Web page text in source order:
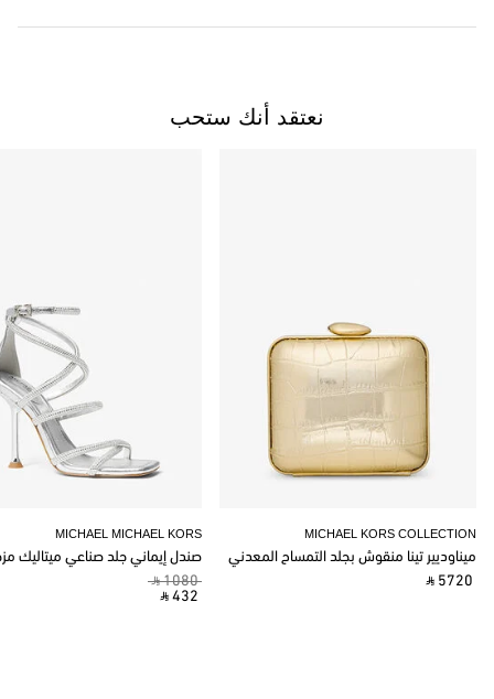
نعتقد أنك ستحب
MICHAEL MICHAEL KORS
صندل إيماني جلد صناعي ميتاليك
‎ ⃁ 1080 ‎
‎ ⃁ 432 ‎
MICHAEL KORS COLLECTION
ميناوديير تينا منقوش بجلد التمساح المعدني
‎ ⃁ 5720 ‎